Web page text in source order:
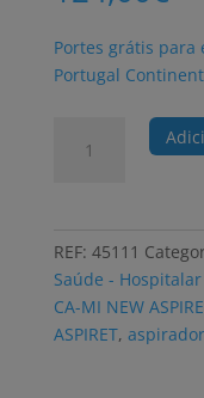
Portes grátis para
Portugal
CA-
REF: 45111
Saúde - Hospitalar
CA-MI NEW
ASPIRET,